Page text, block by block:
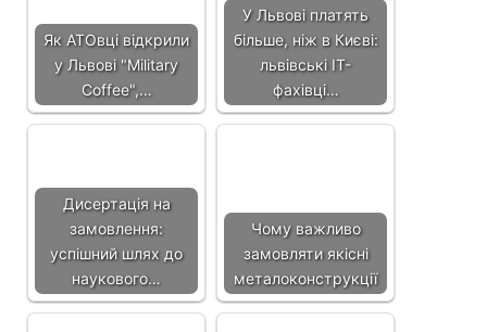
Як АТОвці відкрили
у Львові "Military
Coffee",…
У Львові платять
більше, ніж в Києві:
львівські IT-
фахівці…
Дисертація на
замовлення:
успішний шлях до
наукового…
Чому важливо
замовляти якісні
металоконструкції